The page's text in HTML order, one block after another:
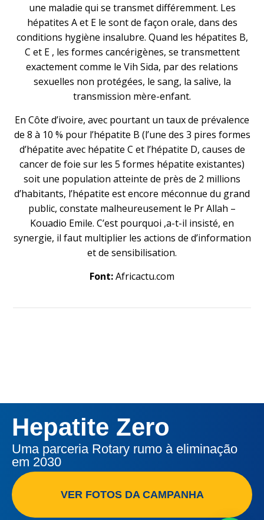
une maladie qui se transmet différemment. Les
hépatites A et E le sont de façon orale, dans des
conditions hygiène insalubre. Quand les hépatites B,
C et E , les formes cancérigènes, se transmettent
exactement comme le Vih Sida, par des relations
sexuelles non protégées, le sang, la salive, la
transmission mère-enfant.
En Côte d’ivoire, avec pourtant un taux de prévalence
de 8 à 10 % pour l’hépatite B (l’une des 3 pires formes
d’hépatite avec hépatite C et l’hépatite D, causes de
cancer de foie sur les 5 formes hépatite existantes)
soit une population atteinte de près de 2 millions
d’habitants, l’hépatite est encore méconnue du grand
public, constate malheureusement le Pr Allah –
Kouadio Emile. C’est pourquoi ,a-t-il insisté, en
synergie, il faut multiplier les actions de d’information
et de sensibilisation.
Font:Africactu.com
Hepatite Zero
Uma parceria Rotary rumo à eliminação
em 2030
VER FOTOS DA CAMPANHA